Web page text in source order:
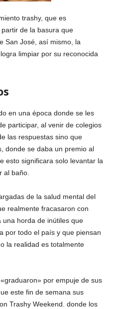
trashy, que es
de la basura que
San José, así mismo, la
limpiar por su reconocida
en una época donde se les
participar, al venir de colegios
las respuestas sino que
donde se daba un premio al
esto significara solo levantar la
al baño.
de la salud mental del
realmente fracasaron con
horda de inútiles que
por todo el país y que piensan
la realidad es totalmente
por empuje de sus
este fin de semana sus
Trashy Weekend. donde los